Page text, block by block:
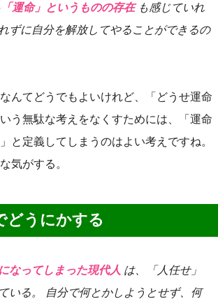
運命」というものの存在も感じていれ
ずに自分を解放してやることができるの
んてどうでもよいけれど、「どうせ運命
う無駄な考えをなくすためには、「運命
と定義してしまうのはよい考えですね。
気がする。
どうにかする
なってしまった現代人 は、「人任せ」
いる。 自分で何とかしようとせず、何